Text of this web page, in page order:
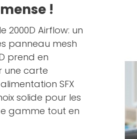
!
2000D Airflow: un
panneau mesh
prend en
une carte
SFX
solide pour les
gamme tout en